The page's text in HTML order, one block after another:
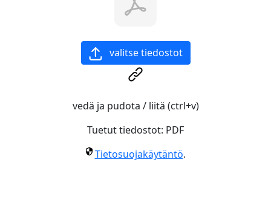
valitse tiedostot
vedä ja pudota / liitä (ctrl+v)
Tuetut tiedostot: PDF
Tietosuojakäytäntö.